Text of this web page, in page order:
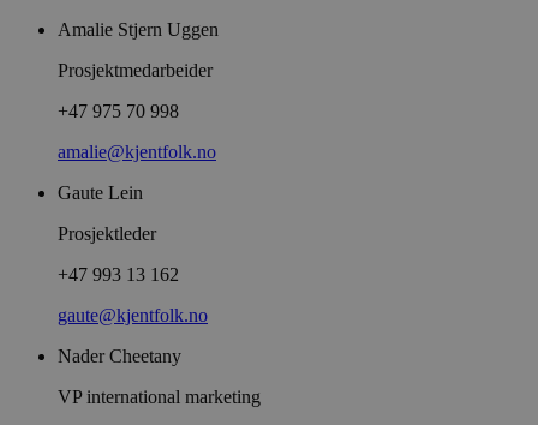
Amalie Stjern Uggen
Prosjektmedarbeider
+47 975 70 998
amalie@kjentfolk.no
Gaute Lein
Prosjektleder
+47 993 13 162
gaute@kjentfolk.no
Nader Cheetany
VP international marketing